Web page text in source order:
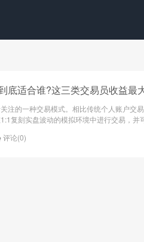
底适合谁?这三类交易员收益最
注的一种交易模式。相比传统个人账户交
复刻实盘波动的模拟环境中进行交易，并
评论(0)